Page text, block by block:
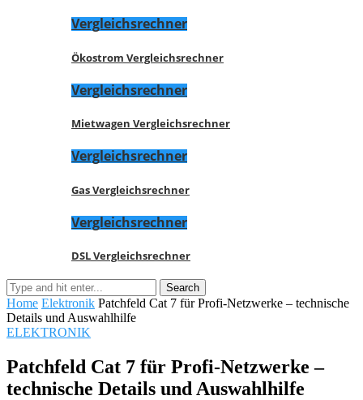
Vergleichsrechner
Ökostrom Vergleichsrechner
Vergleichsrechner
Mietwagen Vergleichsrechner
Vergleichsrechner
Gas Vergleichsrechner
Vergleichsrechner
DSL Vergleichsrechner
Home Elektronik Patchfeld Cat 7 für Profi-Netzwerke – technische
Details und Auswahlhilfe
ELEKTRONIK
Patchfeld Cat 7 für Profi-Netzwerke –
technische Details und Auswahlhilfe